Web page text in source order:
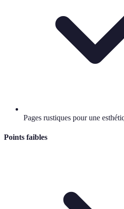
Pages rustiques pour une
Points faibles